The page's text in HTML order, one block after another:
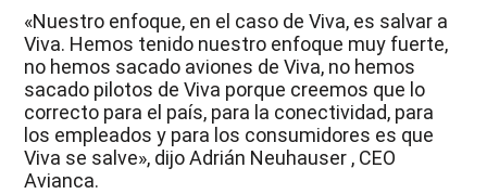
«Nuestro enfoque, en el caso de Viva, es salvar a
Viva. Hemos tenido nuestro enfoque muy fuerte,
no hemos sacado aviones de Viva, no hemos
sacado pilotos de Viva porque creemos que lo
correcto para el país, para la conectividad, para
los empleados y para los consumidores es que
Viva se salve», dijo Adrián Neuhauser , CEO
Avianca.